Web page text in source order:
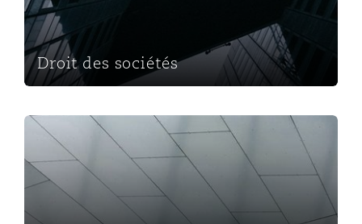
Droit des sociétés
Fusions et Acquisitions